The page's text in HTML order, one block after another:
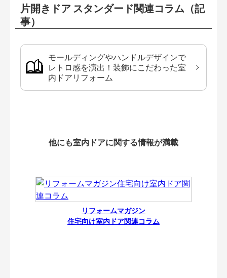
片開きドア スタンダード関連コラム（記
事）
モールディングやハンドルデザインで
レトロ感を演出！装飾にこだわった室
内ドアリフォーム
他にも室内ドアに関する情報が満載
リフォームマガジン
住宅向け室内ドア関連コラム